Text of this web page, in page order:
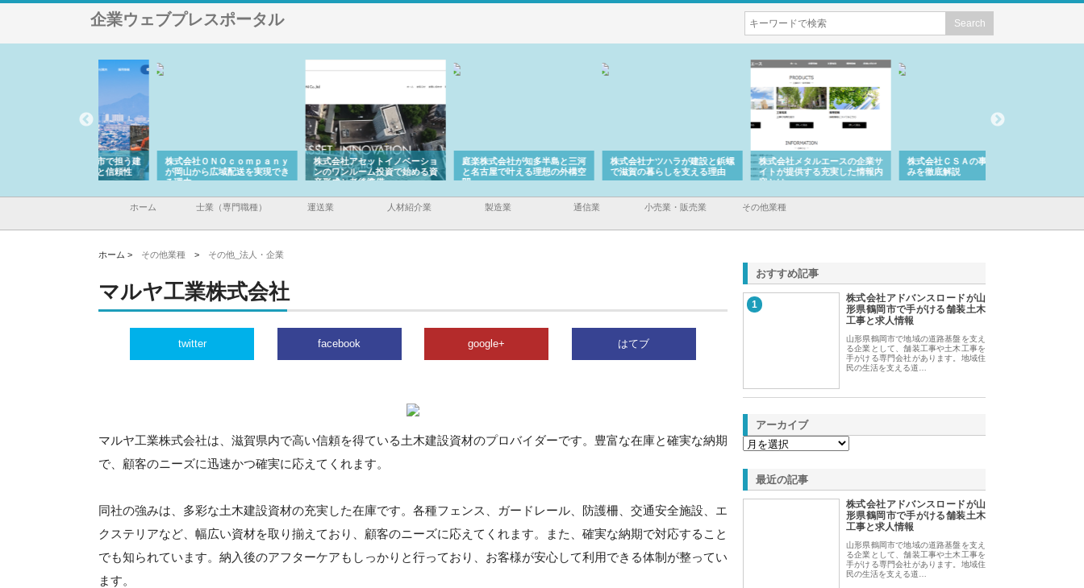
企業ウェブプレスポータル
株式会社ＯＮＯｃｏｍｐａｎｙ
が岡山から広域配送を実現でき
る理由
株式会社アセットイノベーショ
ンのワンルーム投資で始める資
産形成と老後準備
庭楽株式会社が知多半島と三河
と名古屋で叶える理想の外構空
間
株式会社ナツハラが建設と鋲螺
で滋賀の暮らしを支える理由
株式会社メタルエースの企業サ
イトが提供する充実した情報内
容とは
株式会社ＣＳＡの事業内容と強
みを徹底解説
ホーム 士業（専門職種） 運送業 人材紹介業 製造業 通信業 小売業・販売業 その他業種
ホーム > その他業種 > その他_法人・企業
マルヤ工業株式会社
twitter facebook google+ はてブ
マルヤ工業株式会社は、滋賀県内で高い信頼を得ている土木建設資材のプロバイダーです。豊富な在庫と確実な納期
で、顧客のニーズに迅速かつ確実に応えてくれます。
同社の強みは、多彩な土木建設資材の充実した在庫です。各種フェンス、ガードレール、防護柵、交通安全施設、エ
クステリアなど、幅広い資材を取り揃えており、顧客のニーズに応えてくれます。また、確実な納期で対応すること
でも知られています。納入後のアフターケアもしっかりと行っており、お客様が安心して利用できる体制が整ってい
ます。
おすすめ記事
1
株式会社アドバンスロードが山
形県鶴岡市で手がける舗装土木
工事と求人情報
山形県鶴岡市で地域の道路基盤を支え
る企業として、舗装工事や土木工事を
手がける専門会社があります。地域住
民の生活を支える道…
アーカイブ
最近の記事
株式会社アドバンスロードが山
形県鶴岡市で手がける舗装土木
工事と求人情報
山形県鶴岡市で地域の道路基盤を支え
る企業として、舗装工事や土木工事を
手がける専門会社があります。地域住
民の生活を支える道…